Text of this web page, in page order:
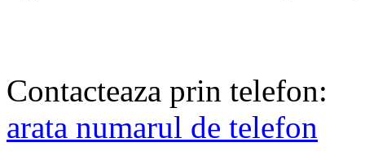
Contacteaza prin telefon:
arata numarul de telefon